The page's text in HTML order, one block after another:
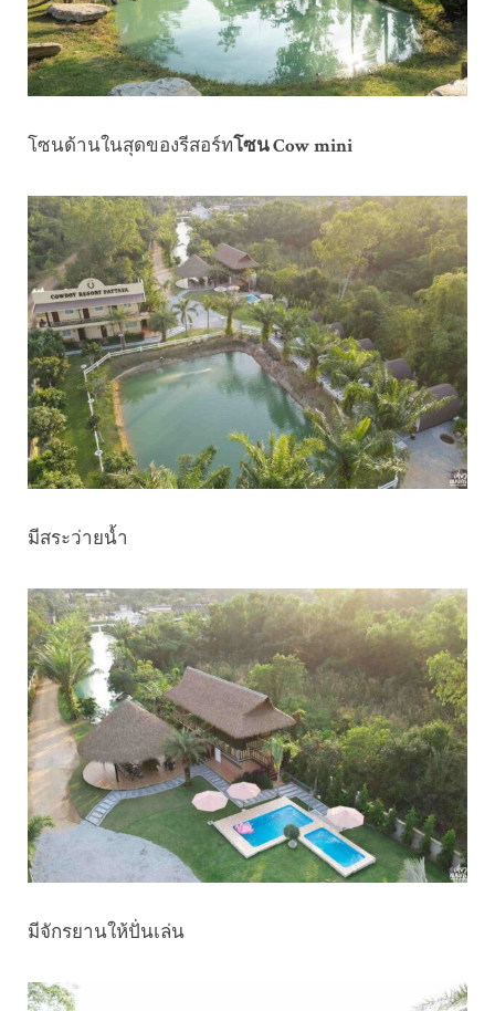
โซนด้านในสุดของรีสอร์ทโซน Cow mini
มีสระว่ายน้ำ
มีจักรยานให้ปั่นเล่น